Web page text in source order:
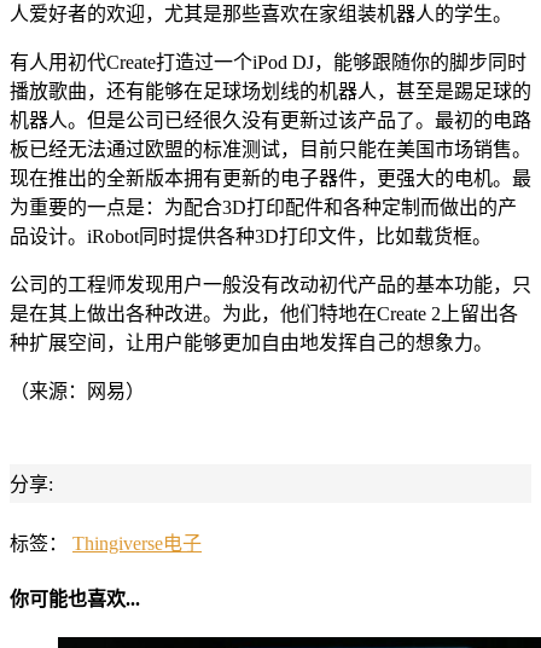
人爱好者的欢迎，尤其是那些喜欢在家组装机器人的学生。
有人用初代Create打造过一个iPod DJ，能够跟随你的脚步同时
播放歌曲，还有能够在足球场划线的机器人，甚至是踢足球的
机器人。但是公司已经很久没有更新过该产品了。最初的电路
板已经无法通过欧盟的标准测试，目前只能在美国市场销售。
现在推出的全新版本拥有更新的电子器件，更强大的电机。最
为重要的一点是：为配合3D打印配件和各种定制而做出的产
品设计。iRobot同时提供各种3D打印文件，比如载货框。
公司的工程师发现用户一般没有改动初代产品的基本功能，只
是在其上做出各种改进。为此，他们特地在Create 2上留出各
种扩展空间，让用户能够更加自由地发挥自己的想象力。
（来源：网易）
分享:
标签： Thingiverse电子
你可能也喜欢...